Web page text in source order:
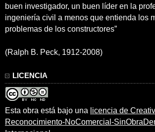
buen investigador, un buen líder en la
ingeniería civil a menos que entienda los
problemas de los constructores”
(Ralph B. Peck, 1912-2008)
LICENCIA
Esta obra está bajo una licencia de
Reconocimiento-NoComercial-